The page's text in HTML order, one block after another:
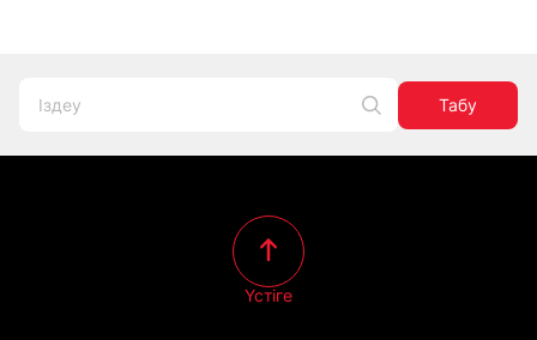
Табу
Үстіге